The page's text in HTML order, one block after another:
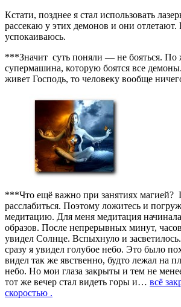
Кстати, позднее я стал использовать
рассекаю у этих демонов и они отлетают.
успокаиваюсь.
***Значит суть поняли — не бояться.
супермашина, которую боятся все
живет Господь, то человеку вообще
***Что ещё важно при занятиях магией?
расслабиться. Поэтому ложитесь и
медитацию. Для меня медитация
образов. После непрерывных минут,
увидел Солнце. Вспыхнуло и
сразу я увидел голубое небо. Это было
видел так же явственно, будто лежал на
небо. Но мои глаза закрыты и тем не
тот же вечер стал видеть горы и… всё
скоростью .